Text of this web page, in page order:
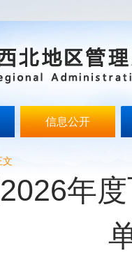
信息公开
文
年